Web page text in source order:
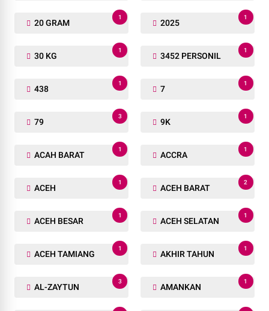
20 GRAM
1
2025
1
30 KG
1
3452 PERSONIL
1
438
1
7
1
79
3
9K
1
ACAH BARAT
1
ACCRA
1
ACEH
1
ACEH BARAT
2
ACEH BESAR
1
ACEH SELATAN
1
ACEH TAMIANG
1
AKHIR TAHUN
1
AL-ZAYTUN
3
AMANKAN
1